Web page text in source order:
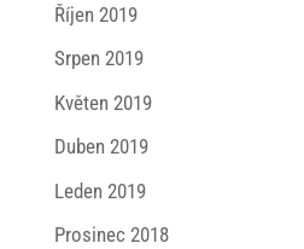
Říjen 2019
Srpen 2019
Květen 2019
Duben 2019
Leden 2019
Prosinec 2018